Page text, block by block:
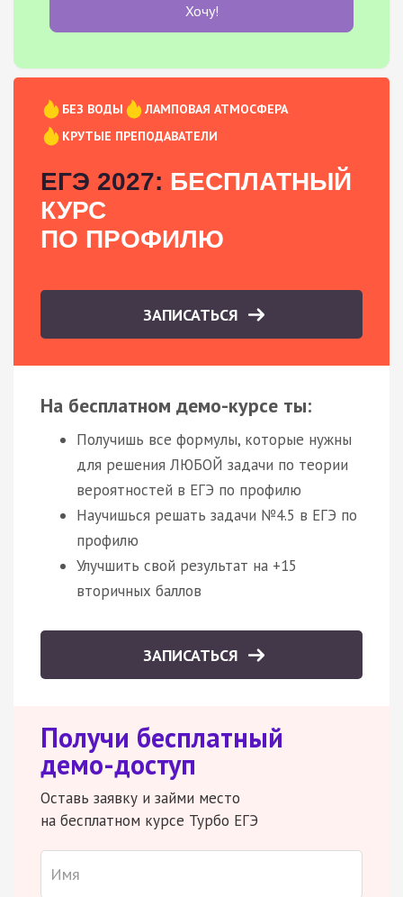
Хочу!
БЕЗ ВОДЫ
ЛАМПОВАЯ АТМОСФЕРА
КРУТЫЕ ПРЕПОДАВАТЕЛИ
ЕГЭ 2027: БЕСПЛАТНЫЙ
КУРС
ПО ПРОФИЛЮ
ЗАПИСАТЬСЯ
На бесплатном демо-курсе ты:
Получишь все формулы, которые нужны
для решения ЛЮБОЙ задачи по теории
вероятностей в ЕГЭ по профилю
Научишься решать задачи №4.5 в ЕГЭ по
профилю
Улучшить свой результат на +15
вторичных баллов
ЗАПИСАТЬСЯ
Получи бесплатный
демо-доступ
Оставь заявку и займи место
на бесплатном курсе Турбо ЕГЭ